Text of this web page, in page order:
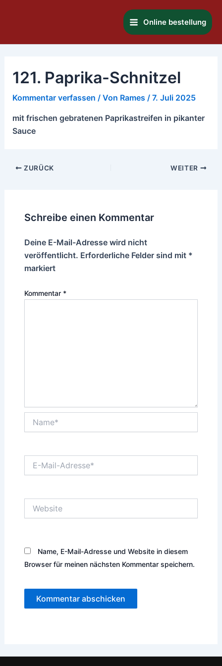
Main
Menu
Online bestellung
121. Paprika-Schnitzel
Kommentar verfassen / Von Rames / 7. Juli 2025
mit frischen gebratenen Paprikastreifen in pikanter
Sauce
ZURÜCK WEITER
Schreibe einen Kommentar
Deine E-Mail-Adresse wird nicht
veröffentlicht. Erforderliche Felder sind mit *
markiert
Kommentar *
Mail-
Name, E-Mail-Adresse und Website in diesem
Browser für meinen nächsten Kommentar speichern.